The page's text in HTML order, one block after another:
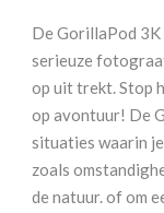
De GorillaPod 3K
serieuze
op uit trekt. Stop
op avontuur! De
situaties waarin
zoals
de natuur. of om